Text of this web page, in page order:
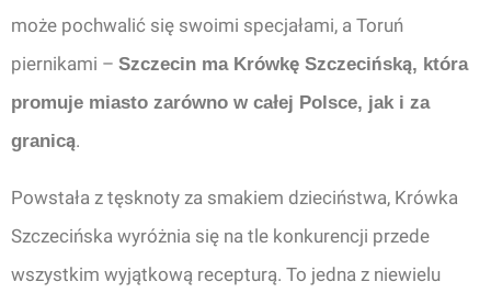
może pochwalić się swoimi specjałami, a Toruń
piernikami – Szczecin ma Krówkę Szczecińską, która
promuje miasto zarówno w całej Polsce, jak i za
granicą.
Powstała z tęsknoty za smakiem dzieciństwa, Krówka
Szczecińska wyróżnia się na tle konkurencji przede
wszystkim wyjątkową recepturą. To jedna z niewielu